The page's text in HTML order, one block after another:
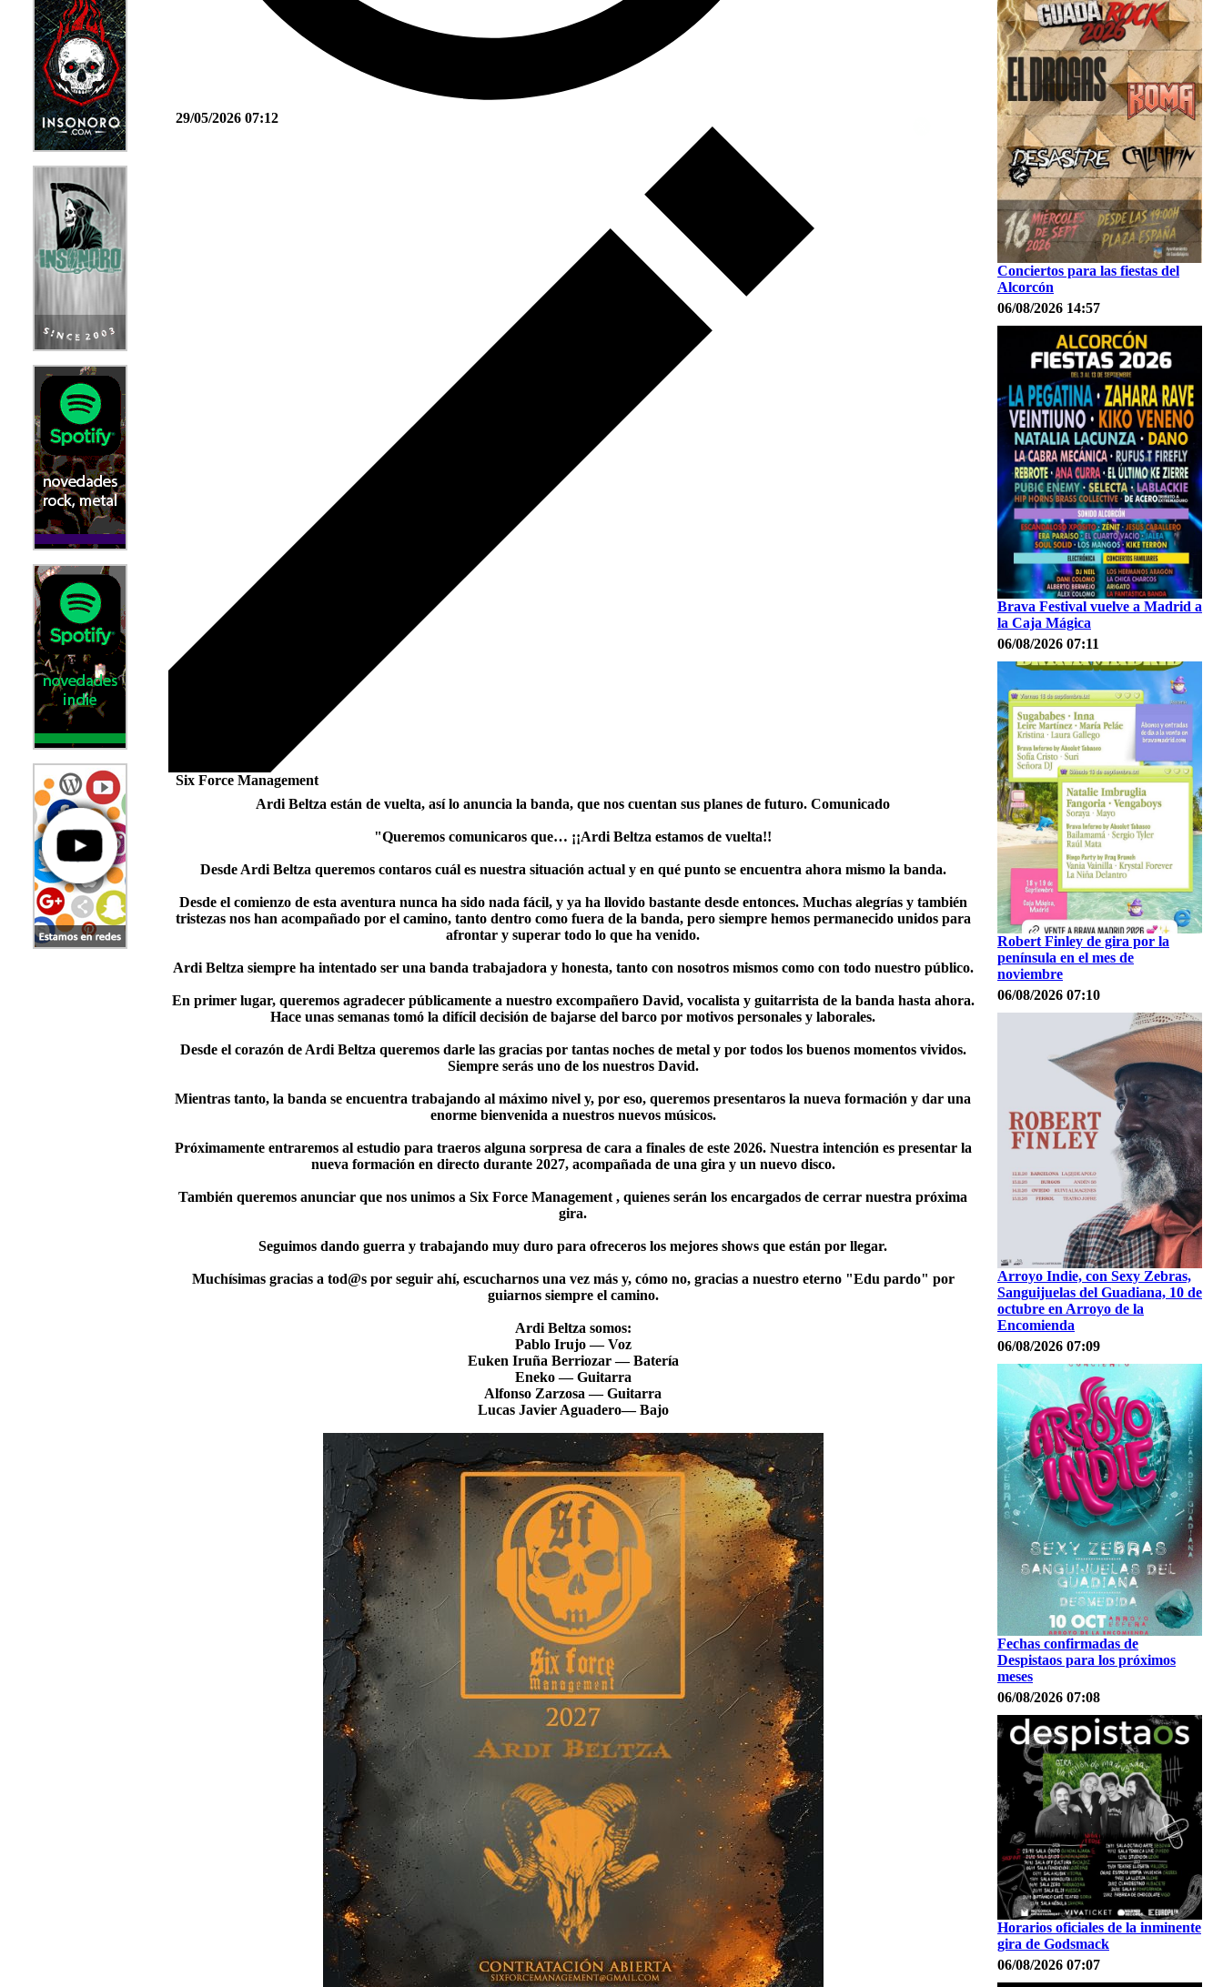
29/05/2026 07:12
Six Force Management
Ardi Beltza están de vuelta, así lo anuncia la banda, que nos cuentan sus planes de futuro. Comunicado
"Queremos comunicaros que… ¡¡Ardi Beltza estamos de vuelta!!
Desde Ardi Beltza queremos contaros cuál es nuestra situación actual y en qué punto se encuentra ahora mismo la banda.
Desde el comienzo de esta aventura nunca ha sido nada fácil, y ya ha llovido bastante desde entonces. Muchas alegrías y también
tristezas nos han acompañado por el camino, tanto dentro como fuera de la banda, pero siempre hemos permanecido unidos para
afrontar y superar todo lo que ha venido.
Ardi Beltza siempre ha intentado ser una banda trabajadora y honesta, tanto con nosotros mismos como con todo nuestro público.
En primer lugar, queremos agradecer públicamente a nuestro excompañero David, vocalista y guitarrista de la banda hasta ahora.
Hace unas semanas tomó la difícil decisión de bajarse del barco por motivos personales y laborales.
Desde el corazón de Ardi Beltza queremos darle las gracias por tantas noches de metal y por todos los buenos momentos vividos.
Siempre serás uno de los nuestros David.
Mientras tanto, la banda se encuentra trabajando al máximo nivel y, por eso, queremos presentaros la nueva formación y dar una
enorme bienvenida a nuestros nuevos músicos.
Próximamente entraremos al estudio para traeros alguna sorpresa de cara a finales de este 2026. Nuestra intención es presentar la
nueva formación en directo durante 2027, acompañada de una gira y un nuevo disco.
También queremos anunciar que nos unimos a Six Force Management , quienes serán los encargados de cerrar nuestra próxima
gira.
Seguimos dando guerra y trabajando muy duro para ofreceros los mejores shows que están por llegar.
Muchísimas gracias a tod@s por seguir ahí, escucharnos una vez más y, cómo no, gracias a nuestro eterno "Edu pardo" por
guiarnos siempre el camino.
Ardi Beltza somos:
Pablo Irujo — Voz
Euken Iruña Berriozar — Batería
Eneko — Guitarra
Alfonso Zarzosa — Guitarra
Lucas Javier Aguadero— Bajo
Conciertos para las fiestas del
Alcorcón
06/08/2026 14:57
Brava Festival vuelve a Madrid a
la Caja Mágica
06/08/2026 07:11
Robert Finley de gira por la
península en el mes de
noviembre
06/08/2026 07:10
Arroyo Indie, con Sexy Zebras,
Sanguijuelas del Guadiana, 10 de
octubre en Arroyo de la
Encomienda
06/08/2026 07:09
Fechas confirmadas de
Despistaos para los próximos
meses
06/08/2026 07:08
Horarios oficiales de la inminente
gira de Godsmack
06/08/2026 07:07